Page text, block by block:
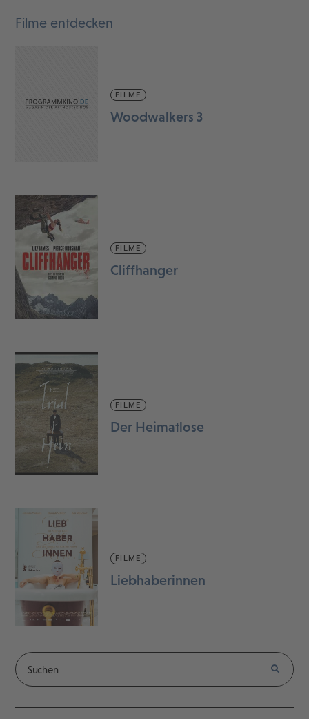
Filme entdecken
FILME
Woodwalkers 3
FILME
Cliffhanger
FILME
Der Heimatlose
FILME
Liebhaberinnen